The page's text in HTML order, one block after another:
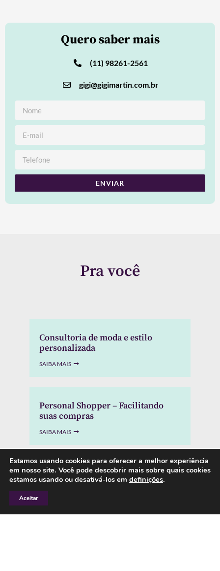
Quero saber mais
(11) 98261-2561
gigi@gigimartin.com.br
ENVIAR
Pra você
Consultoria de moda e estilo
personalizada
SAIBA MAIS
Personal Shopper – Facilitando
suas compras
SAIBA MAIS
Mala de viagem sem estresse!
SAIBA MAIS
Estamos usando cookies para oferecer a melhor experiência
em nosso site. Você pode descobrir mais sobre quais cookies
estamos usando ou desativá-los em definições.
Aceitar